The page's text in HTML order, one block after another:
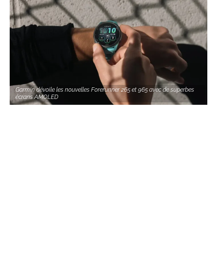
Garmin dévoile les nouvelles Forerunner 265 et 965 avec de superbes
écrans AMOLED